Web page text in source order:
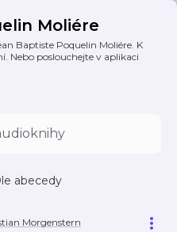
Moliére
Baptiste Poquelin Moliére. K
Nebo poslouchejte v aplikaci
abecedy
Morgenstern